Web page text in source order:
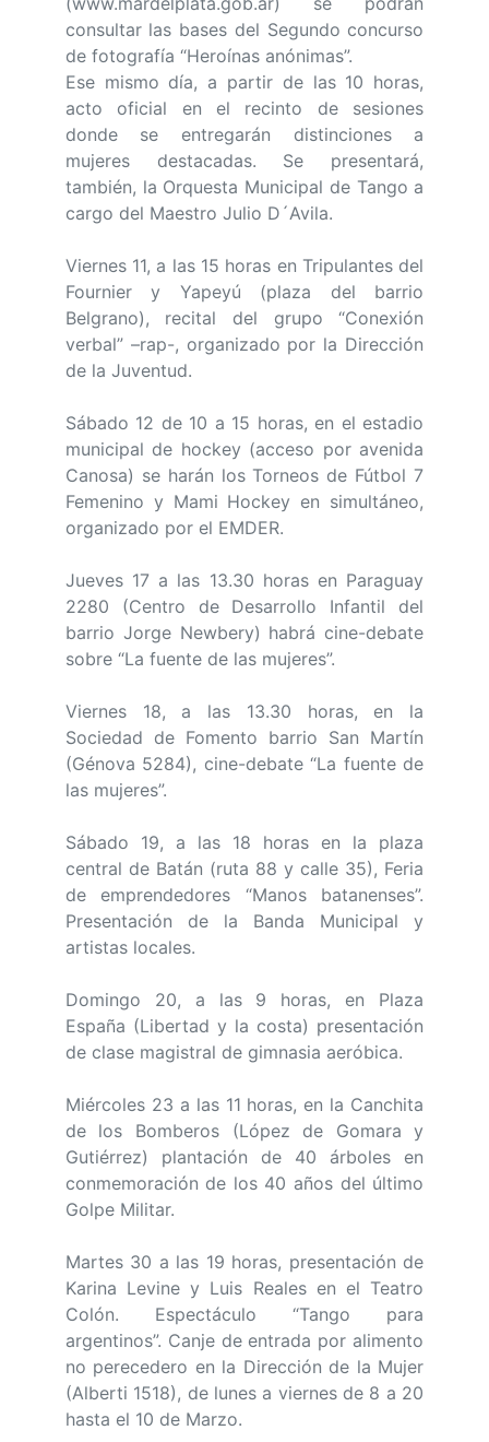
consultar las bases del Segundo concurso
de fotografía “Heroínas anónimas”.
Ese mismo día, a partir de las 10 horas,
acto oficial en el recinto de sesiones
donde se entregarán distinciones a
mujeres destacadas. Se presentará,
también, la Orquesta Municipal de Tango a
cargo del Maestro Julio D´Avila.
Viernes 11, a las 15 horas en Tripulantes del
Fournier y Yapeyú (plaza del barrio
Belgrano), recital del grupo “Conexión
verbal” –rap-, organizado por la Dirección
de la Juventud.
Sábado 12 de 10 a 15 horas, en el estadio
municipal de hockey (acceso por avenida
Canosa) se harán los Torneos de Fútbol 7
Femenino y Mami Hockey en simultáneo,
organizado por el EMDER.
Jueves 17 a las 13.30 horas en Paraguay
2280 (Centro de Desarrollo Infantil del
barrio Jorge Newbery) habrá cine-debate
sobre “La fuente de las mujeres”.
Viernes 18, a las 13.30 horas, en la
Sociedad de Fomento barrio San Martín
(Génova 5284), cine-debate “La fuente de
las mujeres”.
Sábado 19, a las 18 horas en la plaza
central de Batán (ruta 88 y calle 35), Feria
de emprendedores “Manos batanenses”.
Presentación de la Banda Municipal y
artistas locales.
Domingo 20, a las 9 horas, en Plaza
España (Libertad y la costa) presentación
de clase magistral de gimnasia aeróbica.
Miércoles 23 a las 11 horas, en la Canchita
de los Bomberos (López de Gomara y
Gutiérrez) plantación de 40 árboles en
conmemoración de los 40 años del último
Golpe Militar.
Martes 30 a las 19 horas, presentación de
Karina Levine y Luis Reales en el Teatro
Colón. Espectáculo “Tango para
argentinos”. Canje de entrada por alimento
no perecedero en la Dirección de la Mujer
(Alberti 1518), de lunes a viernes de 8 a 20
hasta el 10 de Marzo.